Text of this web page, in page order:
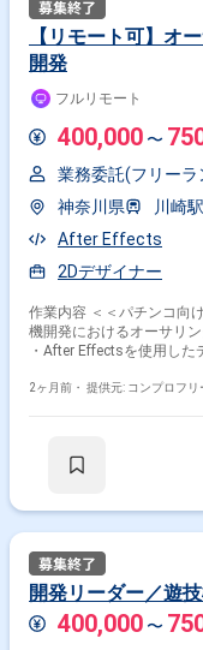
【リモート可】
開発
フルリモート
400,000 〜
業務委託(フリーラ
神奈川県
川崎駅
After Effects
2Dデザイナー
作業内容 ＜＜パチンコ向
機開発におけるオーサリ
・After Effectsを使用し
い方
2ヶ月前・ 提供元: コンプロフリ
開発リーダー／遊
400,000 〜